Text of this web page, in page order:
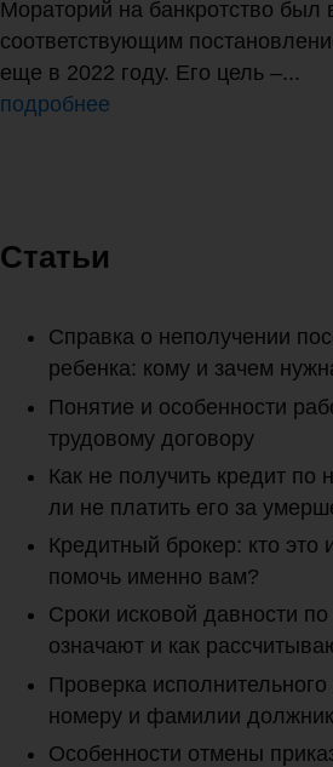
Мораторий на банкротство был
соответствующим
еще в 2022 году. Его цель –...
подробнее
Статьи
Справка о неполучении
ребенка: кому и зачем
Понятие и особенности
трудовому договору
Как не получить кредит по
ли не платить его за
Кредитный брокер: кто это
помочь именно вам?
Сроки исковой давности по
означают и как
Проверка
номеру и фамилии
Особенности отмены